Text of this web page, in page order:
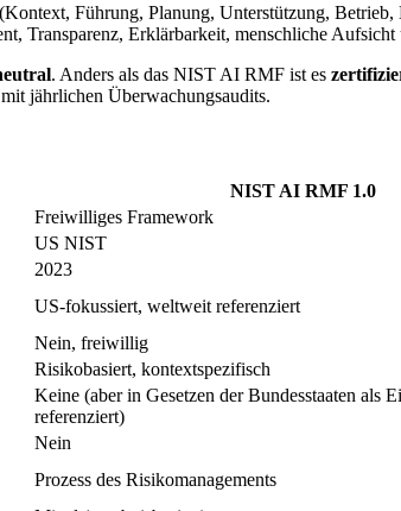
(Kontext, Führung, Planung, Unterstützung, Betrieb,
Transparenz, Erklärbarkeit, menschliche Aufsicht
. Anders als das NIST AI RMF ist es
jährlichen Überwachungsaudits.
NIST AI RMF 1.0
Freiwilliges Framework
US NIST
2023
US-fokussiert, weltweit referenziert
Nein, freiwillig
Risikobasiert, kontextspezifisch
Keine (aber in Gesetzen der Bundesstaaten als
referenziert)
Nein
Prozess des Risikomanagements